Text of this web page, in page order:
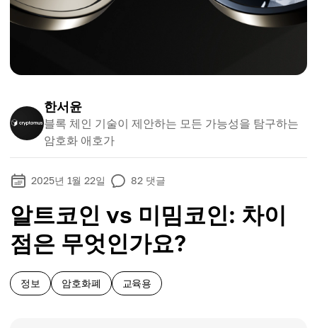
한서윤
블록 체인 기술이 제안하는 모든 가능성을 탐구하는
암호화 애호가
2025년 1월 22일 82 댓글
알트코인 vs 미밈코인: 차이
점은 무엇인가요?
정보 암호화폐 교육용